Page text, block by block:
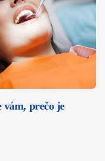
vám, prečo je